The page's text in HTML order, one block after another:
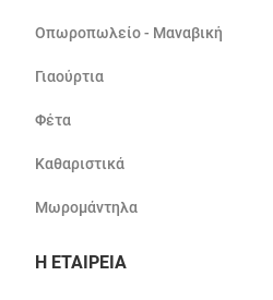
Οπωροπωλείο - Μαναβική
Γιαούρτια
Φέτα
Καθαριστικά
Μωρομάντηλα
Η ΕΤΑΙΡΕΙΑ